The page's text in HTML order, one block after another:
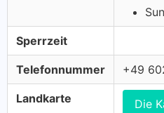
Sperrzeit
Telefonnummer +49
Landkarte Die